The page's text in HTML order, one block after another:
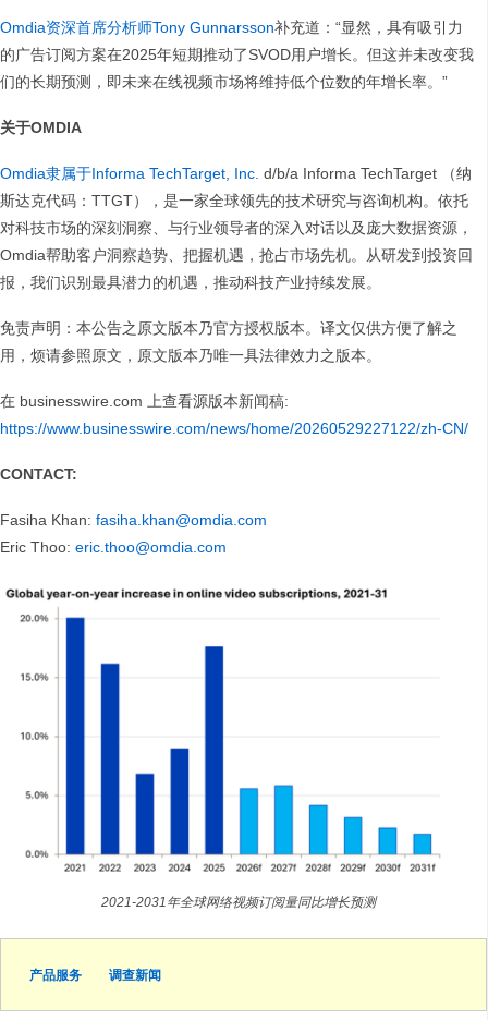
Omdia资深首席分析师Tony Gunnarsson补充道：“显然，具有吸引力
的广告订阅方案在2025年短期推动了SVOD用户增长。但这并未改变我
们的长期预测，即未来在线视频市场将维持低个位数的年增长率。”
关于OMDIA
Omdia隶属于Informa TechTarget, Inc. d/b/a Informa TechTarget （纳
斯达克代码：TTGT），是一家全球领先的技术研究与咨询机构。依托
对科技市场的深刻洞察、与行业领导者的深入对话以及庞大数据资源，
Omdia帮助客户洞察趋势、把握机遇，抢占市场先机。从研发到投资回
报，我们识别最具潜力的机遇，推动科技产业持续发展。
免责声明：本公告之原文版本乃官方授权版本。译文仅供方便了解之
用，烦请参照原文，原文版本乃唯一具法律效力之版本。
在 businesswire.com 上查看源版本新闻稿:
https://www.businesswire.com/news/home/20260529227122/zh-CN/
CONTACT:
Fasiha Khan: fasiha.khan@omdia.com
Eric Thoo: eric.thoo@omdia.com
2021-2031年全球网络视频订阅量同比增长预测
产品服务 调查新闻